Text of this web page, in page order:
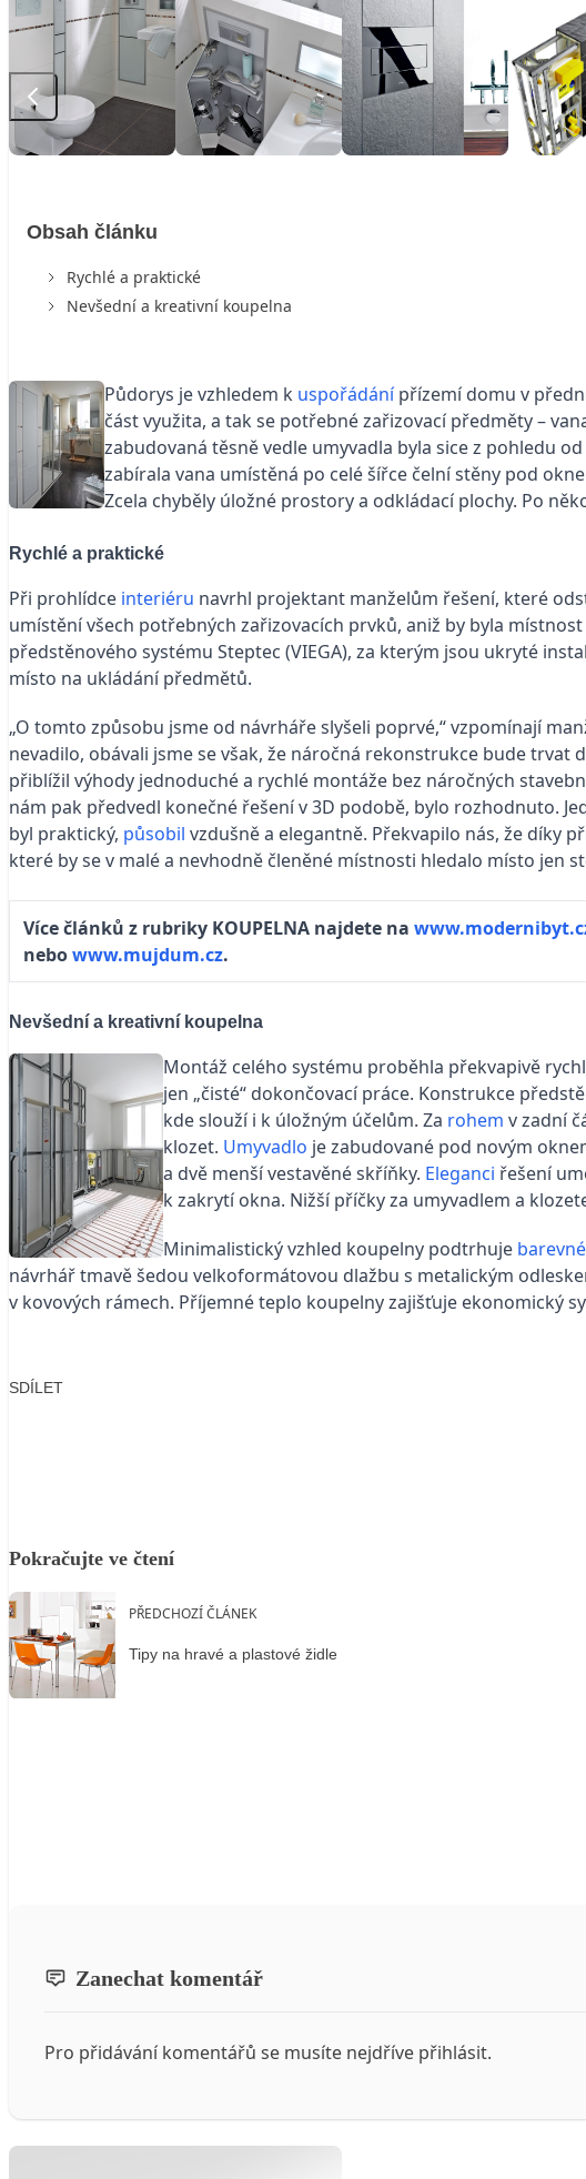
Obsah článku
Rychlé a praktické
Nevšední a kreativní koupelna
Půdorys je vzhledem k uspořádánípřízemí domu v
část využita, a tak se potřebné zařizovací předměty –
zabudovaná těsně vedle umyvadla byla sice z pohledu
zabírala vana umístěná po celé šířce čelní stěny pod
Zcela chyběly úložné prostory a odkládací plochy. Po
Rychlé a praktické
Při prohlídce interiéru navrhl projektant manželům řešení, které
umístění všech potřebných zařizovacích prvků, aniž by byla
předstěnového systému Steptec (VIEGA), za kterým jsou ukryté
místo na ukládání předmětů.
„O tomto způsobu jsme od návrháře slyšeli poprvé,“ vzpomínají
nevadilo, obávali jsme se však, že náročná rekonstrukce bude
přiblížil výhody jednoduché a rychlé montáže bez náročných
nám pak předvedl konečné řešení v 3D podobě, bylo rozhodnuto.
byl praktický, působil vzdušně a elegantně. Překvapilo nás, že díky
které by se v malé a nevhodně členěné místnosti hledalo místo jen
Více článků z rubriky KOUPELNA najdete na
nebowww.mujdum.cz.
Nevšední a kreativní koupelna
Montáž celého systému proběhla překvapivě
jen „čisté“ dokončovací práce. Konstrukce
kde slouží i k úložným účelům. Za rohem v zadní
klozet. Umyvadlo je zabudované pod novým
a dvě menší vestavěné skříňky. Eleganci řešení
k zakrytí okna. Nižší příčky za umyvadlem a
Minimalistický vzhled koupelny podtrhuje barevné
návrhář tmavě šedou velkoformátovou dlažbu s metalickým
v kovových rámech. Příjemné teplo koupelny zajišťuje ekonomický
SDÍLET
Pokračujte ve čtení
PŘEDCHOZÍ ČLÁNEK
Tipy na hravé a plastové židle
Zanechat komentář
Pro přidávání komentářů se musíte nejdříve přihlásit.